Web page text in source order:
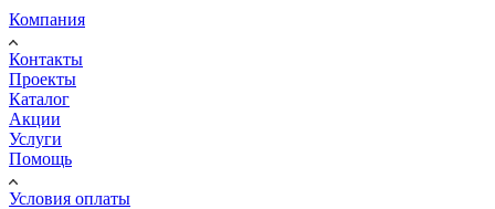
Компания
Контакты
Проекты
Каталог
Акции
Услуги
Помощь
Условия оплаты